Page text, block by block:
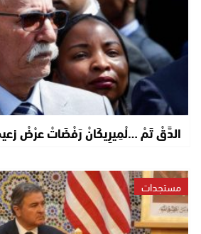
الدَّقْ تَمْ …لْمِيرِيكَانْ رَفْضَاتْ عرْضْ
مستجدات